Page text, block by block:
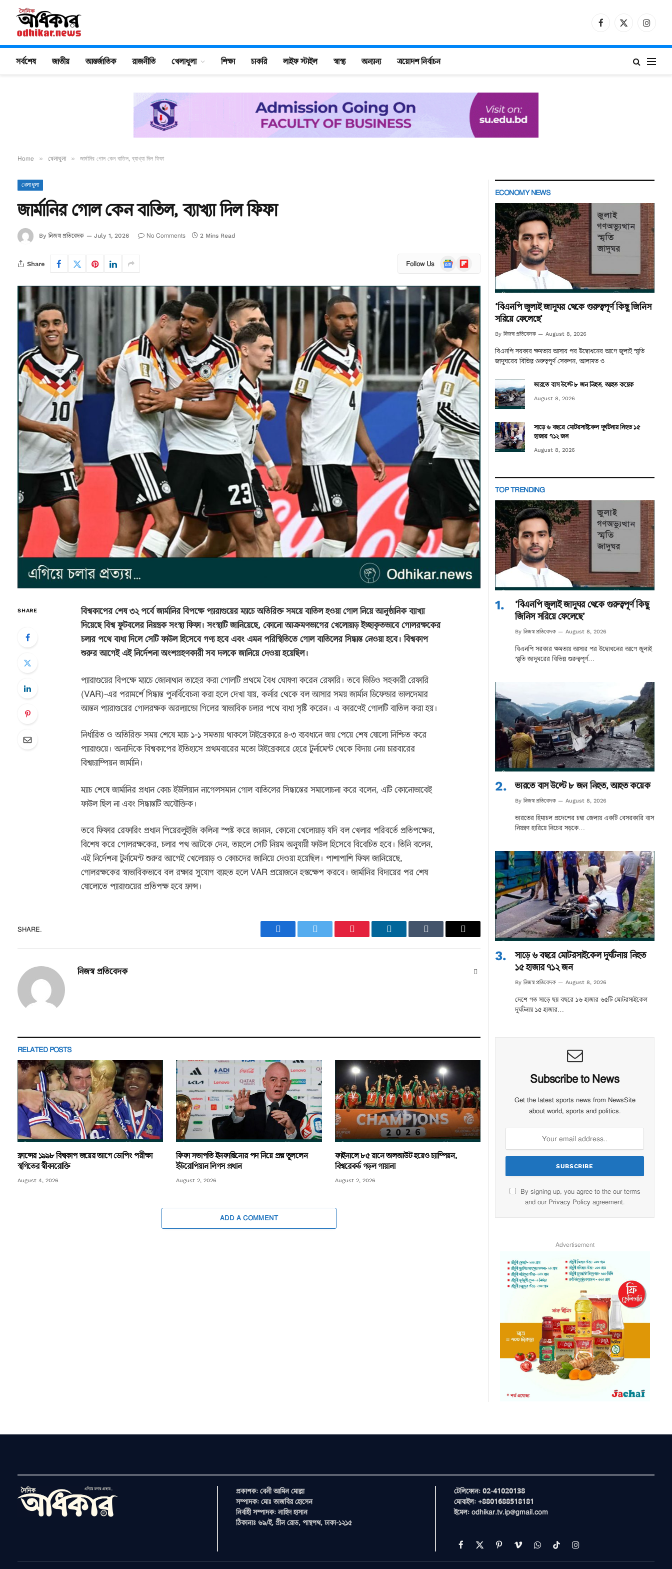
Facebook
X
সর্বশেষ জাতীয় আন্তর্জাতিক রাজনীতি খেলাধুলা শিক্ষা চাকরি লাইফ স্টাইল স্বাস্থ্য অন্যান্য ত্রয়োদশ নির্বাচন
Home » খেলাধুলা » জার্মানির গোল কেন বাতিল, ব্যাখ্যা দিল ফিফা
খেলাধুলা
জার্মানির গোল কেন বাতিল, ব্যাখ্যা দিল ফিফা
By নিজস্ব প্রতিবেদক July 1, 2026 No Comments 2 Mins Read
Share Follow Us
Google
News
Flipboard
SHARE
বিশ্বকাপের শেষ ৩২ পর্বে জার্মানির বিপক্ষে প্যারাগুয়ের ম্যাচে অতিরিক্ত সময়ে বাতিল হওয়া গোল নিয়ে আনুষ্ঠানিক ব্যাখ্যা
দিয়েছে বিশ্ব ফুটবলের নিয়ন্ত্রক সংস্থা ফিফা। সংস্থাটি জানিয়েছে, কোনো আক্রমণভাগের খেলোয়াড় ইচ্ছাকৃতভাবে গোলরক্ষকের
চলার পথে বাধা দিলে সেটি ফাউল হিসেবে গণ্য হবে এবং এমন পরিস্থিতিতে গোল বাতিলের সিদ্ধান্ত নেওয়া হবে। বিশ্বকাপ
শুরুর আগেই এই নির্দেশনা অংশগ্রহণকারী সব দলকে জানিয়ে দেওয়া হয়েছিল।
প্যারাগুয়ের বিপক্ষে ম্যাচে জোনাথান তাহের করা গোলটি প্রথমে বৈধ ঘোষণা করেন রেফারি। তবে ভিডিও সহকারী রেফারি
(VAR)-এর পরামর্শে সিদ্ধান্ত পুনর্বিবেচনা করা হলে দেখা যায়, কর্নার থেকে বল আসার সময় জার্মান ডিফেন্ডার ভালদেমার
আন্তন প্যারাগুয়ের গোলরক্ষক অরল্যান্ডো গিলের স্বাভাবিক চলার পথে বাধা সৃষ্টি করেন। এ কারণেই গোলটি বাতিল করা হয়।
নির্ধারিত ও অতিরিক্ত সময় শেষে ম্যাচ ১-১ সমতায় থাকলে টাইব্রেকারে ৪-৩ ব্যবধানে জয় পেয়ে শেষ ষোলো নিশ্চিত করে
প্যারাগুয়ে। অন্যদিকে বিশ্বকাপের ইতিহাসে প্রথমবারের মতো টাইব্রেকারে হেরে টুর্নামেন্ট থেকে বিদায় নেয় চারবারের
বিশ্বচ্যাম্পিয়ন জার্মানি।
ম্যাচ শেষে জার্মানির প্রধান কোচ ইউলিয়ান নাগেলসমান গোল বাতিলের সিদ্ধান্তের সমালোচনা করে বলেন, এটি কোনোভাবেই
ফাউল ছিল না এবং সিদ্ধান্তটি অযৌক্তিক।
তবে ফিফার রেফারিং প্রধান পিয়েরলুইজি কলিনা স্পষ্ট করে জানান, কোনো খেলোয়াড় যদি বল খেলার পরিবর্তে প্রতিপক্ষের,
বিশেষ করে গোলরক্ষকের, চলার পথ আটকে দেন, তাহলে সেটি নিয়ম অনুযায়ী ফাউল হিসেবে বিবেচিত হবে। তিনি বলেন,
এই নির্দেশনা টুর্নামেন্ট শুরুর আগেই খেলোয়াড় ও কোচদের জানিয়ে দেওয়া হয়েছিল। পাশাপাশি ফিফা জানিয়েছে,
গোলরক্ষকের স্বাভাবিকভাবে বল রক্ষার সুযোগ ব্যাহত হলে VAR প্রয়োজনে হস্তক্ষেপ করবে। জার্মানির বিদায়ের পর শেষ
ষোলোতে প্যারাগুয়ের প্রতিপক্ষ হবে ফ্রান্স।
SHARE.
FacebookTwitter PinterestLinkedIn Tumblr Email
নিজস্ব প্রতিবেদক
RELATED POSTS
ফ্রান্সের ১৯৯৮ বিশ্বকাপ জয়ের আগে ডোপিং পরীক্ষা
স্থগিতের স্বীকারোক্তি
August 4, 2026
ফিফা সভাপতি ইনফান্তিনোর পদ নিয়ে প্রশ্ন তুললেন
ইউরোপিয়ান লিগস প্রধান
August 2, 2026
ফাইনালে ৮৫ রানে অলআউট হয়েও চ্যাম্পিয়ন,
বিশ্বরেকর্ড গড়ল গায়ানা
August 2, 2026
ADD A COMMENT
ECONOMY NEWS
‘বিএনপি জুলাই জাদুঘর থেকে গুরুত্বপূর্ণ কিছু জিনিস
সরিয়ে ফেলেছে’
By নিজস্ব প্রতিবেদক August 8, 2026
বিএনপি সরকার ক্ষমতায় আসার পর উদ্বোধনের আগে জুলাই স্মৃতি
জাদুঘরের বিভিন্ন গুরুত্বপূর্ণ সেকশন, আলামত ও…
ভারতে বাস উল্টে ৮ জন নিহত, আহত কয়েক
August 8, 2026
সাড়ে ৬ বছরে মোটরসাইকেল দুর্ঘটনায় নিহত ১৫
হাজার ৭১২ জন
August 8, 2026
TOP TRENDING
‘বিএনপি জুলাই জাদুঘর থেকে গুরুত্বপূর্ণ কিছু
জিনিস সরিয়ে ফেলেছে’
By নিজস্ব প্রতিবেদক August 8, 2026
বিএনপি সরকার ক্ষমতায় আসার পর উদ্বোধনের আগে জুলাই
স্মৃতি জাদুঘরের বিভিন্ন গুরুত্বপূর্ণ…
ভারতে বাস উল্টে ৮ জন নিহত, আহত কয়েক
By নিজস্ব প্রতিবেদক August 8, 2026
ভারতের হিমাচল প্রদেশের চম্বা জেলায় একটি বেসরকারি বাস
নিয়ন্ত্রণ হারিয়ে নিচের সড়কে…
সাড়ে ৬ বছরে মোটরসাইকেল দুর্ঘটনায় নিহত
১৫ হাজার ৭১২ জন
By নিজস্ব প্রতিবেদক August 8, 2026
দেশে গত সাড়ে ছয় বছরে ১৬ হাজার ৬৫টি মোটরসাইকেল
দুর্ঘটনায় ১৫ হাজার…
Subscribe to News
Get the latest sports news from NewsSite
about world, sports and politics.
By signing up, you agree to the our terms
and our Privacy Policy agreement.
Advertisement
প্রকাশক: বেনী আমিন মোল্লা
সম্পাদক: মোঃ তাজবির হোসেন
নির্বাহী সম্পাদক: নাহিদ হাসান
ঠিকানাঃ ৬৯/ই, গ্রীন রোড, পান্থপথ, ঢাকা-১২১৫
টেলিফোন: 02-41020138
মোবাইল: +8801688518181
ইমেল: odhikar.tv.ip@gmail.com
Facebook
X
(Twitter)
PinterestVimeoWhatsAppTikTokInstagram